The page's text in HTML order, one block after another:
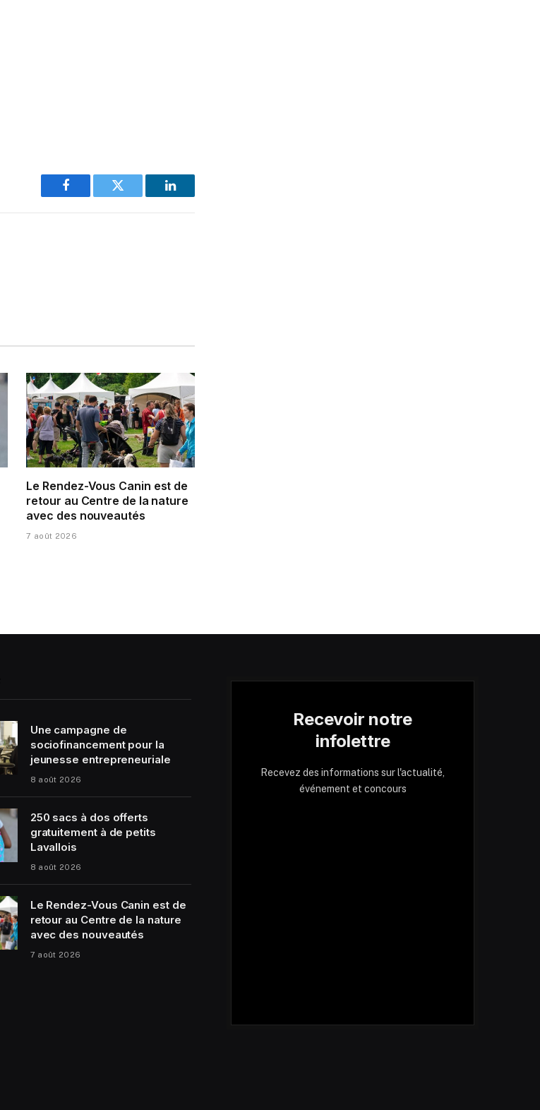
Facebook Twitter LinkedIn
Le Rendez-Vous Canin est de
retour au Centre de la nature
avec des nouveautés
7 août 2026
Une campagne de
sociofinancement pour la
jeunesse entrepreneuriale
8 août 2026
250 sacs à dos offerts
gratuitement à de petits
Lavallois
8 août 2026
Le Rendez-Vous Canin est de
retour au Centre de la nature
avec des nouveautés
7 août 2026
Recevoir notre
infolettre
Recevez des informations sur l'actualité,
événement et concours